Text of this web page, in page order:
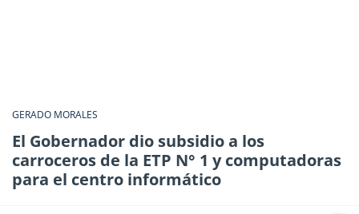
GERADO MORALES
El Gobernador dio subsidio a los
carroceros de la ETP N° 1 y computadoras
para el centro informático